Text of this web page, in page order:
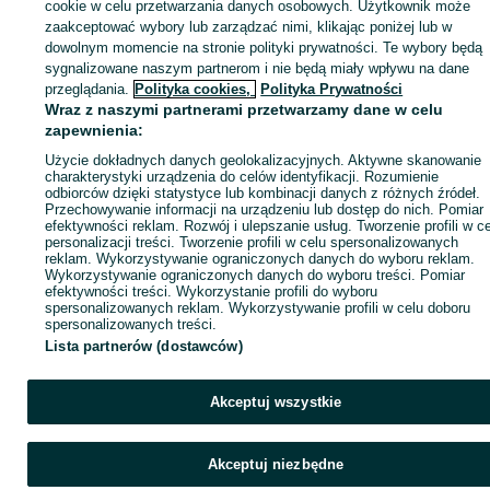
sprzedającym
Zaloguj się / Załóż konto
cookie w celu przetwarzania danych osobowych. Użytkownik może
zaakceptować wybory lub zarządzać nimi, klikając poniżej lub w
dowolnym momencie na stronie polityki prywatności. Te wybory będą
sygnalizowane naszym partnerom i nie będą miały wpływu na dane
przeglądania. Polityka cookies, Polityka Prywatności
Wraz z naszymi partnerami przetwarzamy dane w celu
zapewnienia:
Użycie dokładnych danych geolokalizacyjnych. Aktywne skanowanie
charakterystyki urządzenia do celów identyfikacji. Rozumienie
odbiorców dzięki statystyce lub kombinacji danych z różnych źródeł.
Przechowywanie informacji na urządzeniu lub dostęp do nich. Pomiar
efektywności reklam. Rozwój i ulepszanie usług. Tworzenie profili w
personalizacji treści. Tworzenie profili w celu spersonalizowanych
reklam. Wykorzystywanie ograniczonych danych do wyboru reklam.
Wykorzystywanie ograniczonych danych do wyboru treści. Pomiar
efektywności treści. Wykorzystanie profili do wyboru
spersonalizowanych reklam. Wykorzystywanie profili w celu doboru
spersonalizowanych treści.
Lista partnerów (dostawców)
Akceptuj wszystkie
Akceptuj niezbędne